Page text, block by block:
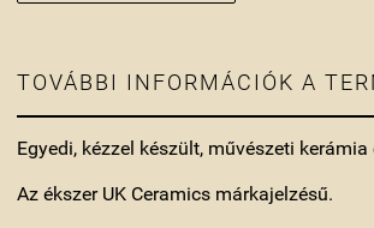
TOVÁBBI INFORMÁCIÓK A
Egyedi, kézzel készült, művészeti kerámia
Az ékszer UK Ceramics márkajelzésű.